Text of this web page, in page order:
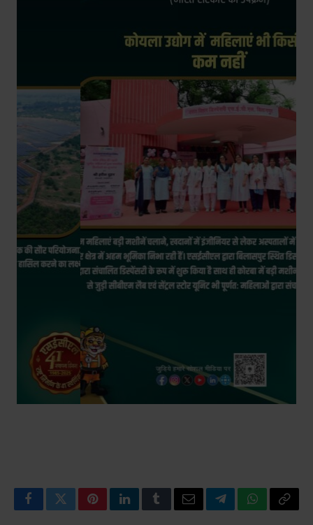
FacebookTwitterPinterestLinkedInTumblrEmailTelegramWhatsApp
Copy